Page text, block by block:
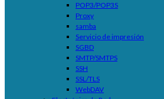
POP3/POP3S
Proxy
samba
Servicio de impresión
SGBD
SMTP/SMTPS
SSH
SSL/TLS
WebDAV